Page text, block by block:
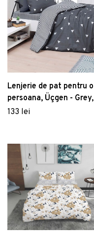
Lenjerie de pat pentru o
persoana, Üçgen - Grey,
Eponj Home, 65%
133 lei